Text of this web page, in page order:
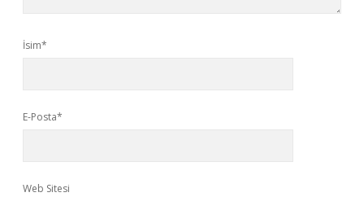
İsim*
E-Posta*
Web Sitesi